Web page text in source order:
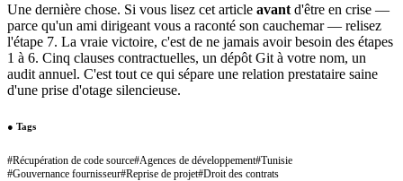
Une dernière chose. Si vous lisez cet article avant d'être en crise —
parce qu'un ami dirigeant vous a raconté son cauchemar — relisez
l'étape 7. La vraie victoire, c'est de ne jamais avoir besoin des étapes
1 à 6. Cinq clauses contractuelles, un dépôt Git à votre nom, un
audit annuel. C'est tout ce qui sépare une relation prestataire saine
d'une prise d'otage silencieuse.
● Tags
#Récupération de code source#Agences de développement#Tunisie
#Gouvernance fournisseur#Reprise de projet#Droit des contrats